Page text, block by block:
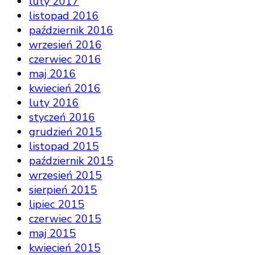
listopad 2016
październik 2016
wrzesień 2016
czerwiec 2016
maj 2016
kwiecień 2016
luty 2016
styczeń 2016
grudzień 2015
listopad 2015
październik 2015
wrzesień 2015
sierpień 2015
lipiec 2015
czerwiec 2015
maj 2015
kwiecień 2015